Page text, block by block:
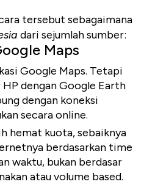
tersebut sebagaimana
dari sejumlah sumber:
Maps
Google Maps. Tetapi
dengan Google Earth
dengan koneksi
secara online.
hemat kuota, sebaiknya
berdasarkan time
waktu, bukan berdasar
atau volume based.